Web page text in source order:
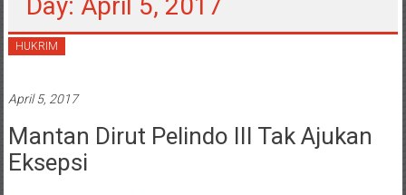
Day: April 5, 2017
HUKRIM
April 5, 2017
Mantan Dirut Pelindo III Tak Ajukan
Eksepsi